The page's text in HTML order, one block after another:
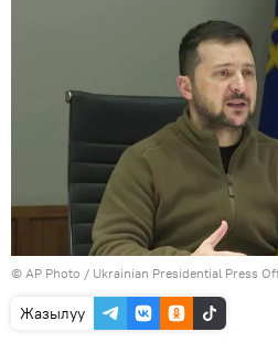
© AP Photo / Ukrainian Presidential Press
Жазылуу